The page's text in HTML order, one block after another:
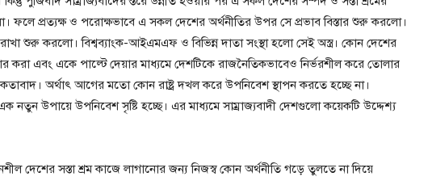
ফলে প্রত্যক্ষ ও পরোক্ষভাবে এ সকল দেশের অর্থনীতির উপর সে প্রভাব বিস্তার শুরু করলো।
শুরু করলো। বিশ্বব্যাংক-আইএমএফ ও বিভিন্ন দাতা সংস্থা হলো সেই অস্ত্র। কোন দেশের
করা এবং একে পাল্টে দেয়ার মাধ্যমে দেশটিকে রাজনৈতিকভাবেও নির্ভরশীল করে তোলার
অর্থাৎ আগের মতো কোন রাষ্ট্র দখল করে উপনিবেশ স্থাপন করতে হচ্ছে না।
এক নতুন উপায়ে উপনিবেশ সৃষ্টি হচ্ছে। এর মাধ্যমে সাম্রাজ্যবাদী দেশগুলো কয়েকটি উদ্দেশ্য
দেশের সস্তা শ্রম কাজে লাগানোর জন্য নিজস্ব কোন অর্থনীতি গড়ে তুলতে না দিয়ে